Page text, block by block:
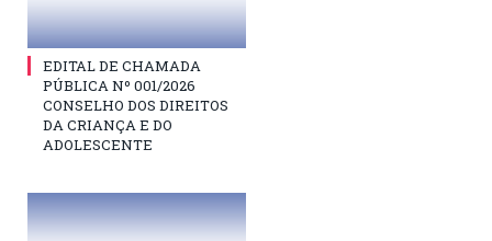
EDITAL DE CHAMADA
PÚBLICA Nº 001/2026
CONSELHO DOS DIREITOS
DA CRIANÇA E DO
ADOLESCENTE